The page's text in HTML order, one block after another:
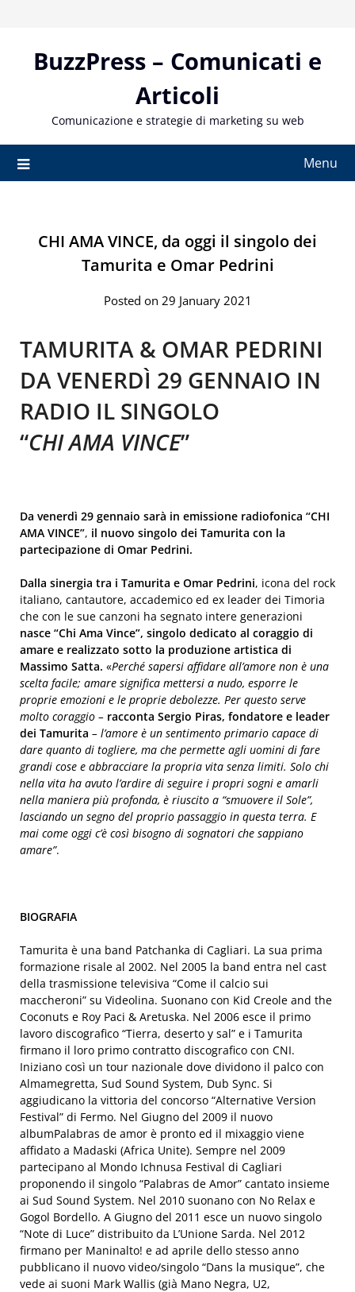
contentBuzzPress – Comunicati e
Articoli
Comunicazione e strategie di marketing su web
Menu
CHI AMA VINCE, da oggi il singolo dei
Tamurita e Omar Pedrini
Posted on 29 January 2021
TAMURITA & OMAR PEDRINI
DA VENERDÌ 29 GENNAIO IN
RADIO IL SINGOLO
“CHI AMA VINCE”
Da venerdì 29 gennaio sarà in emissione radiofonica “CHI
AMA VINCE”, il nuovo singolo dei Tamurita con la
partecipazione di Omar Pedrini.
Dalla sinergia tra i Tamurita e Omar Pedrini, icona del rock
italiano, cantautore, accademico ed ex leader dei Timoria
che con le sue canzoni ha segnato intere generazioni
nasce “Chi Ama Vince”, singolo dedicato al coraggio di
amare e realizzato sotto la produzione artistica di
Massimo Satta. «Perché sapersi affidare all’amore non è una
scelta facile; amare significa mettersi a nudo, esporre le
proprie emozioni e le proprie debolezze. Per questo serve
molto coraggio – racconta Sergio Piras, fondatore e leader
dei Tamurita – l’amore è un sentimento primario capace di
dare quanto di togliere, ma che permette agli uomini di fare
grandi cose e abbracciare la propria vita senza limiti. Solo chi
nella vita ha avuto l’ardire di seguire i propri sogni e amarli
nella maniera più profonda, è riuscito a “smuovere il Sole”,
lasciando un segno del proprio passaggio in questa terra. E
mai come oggi c’è così bisogno di sognatori che sappiano
amare”.
BIOGRAFIA
Tamurita è una band Patchanka di Cagliari. La sua prima
formazione risale al 2002. Nel 2005 la band entra nel cast
della trasmissione televisiva “Come il calcio sui
maccheroni” su Videolina. Suonano con Kid Creole and the
Coconuts e Roy Paci & Aretuska. Nel 2006 esce il primo
lavoro discografico “Tierra, deserto y sal” e i Tamurita
firmano il loro primo contratto discografico con CNI.
Iniziano così un tour nazionale dove dividono il palco con
Almamegretta, Sud Sound System, Dub Sync. Si
aggiudicano la vittoria del concorso “Alternative Version
Festival” di Fermo. Nel Giugno del 2009 il nuovo
albumPalabras de amor è pronto ed il mixaggio viene
affidato a Madaski (Africa Unite). Sempre nel 2009
partecipano al Mondo Ichnusa Festival di Cagliari
proponendo il singolo “Palabras de Amor” cantato insieme
ai Sud Sound System. Nel 2010 suonano con No Relax e
Gogol Bordello. A Giugno del 2011 esce un nuovo singolo
“Note di Luce” distribuito da L’Unione Sarda. Nel 2012
firmano per Maninalto! e ad aprile dello stesso anno
pubblicano il nuovo video/singolo “Dans la musique”, che
vede ai suoni Mark Wallis (già Mano Negra, U2,